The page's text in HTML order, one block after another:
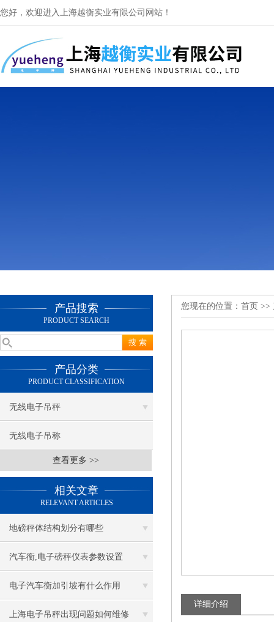
您好，欢迎进入上海越衡实业有限公司网站！
产品搜索
PRODUCT SEARCH
产品分类
PRODUCT CLASSIFICATION
无线电子吊秤
无线电子吊称
查看更多 >>
相关文章
RELEVANT ARTICLES
地磅秤体结构划分有哪些
汽车衡,电子磅秤仪表参数设置
电子汽车衡加引坡有什么作用
上海电子吊秤出现问题如何维修
您现在的位置： 首页 >>
详细介绍